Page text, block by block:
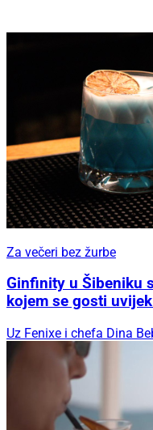
Za večeri bez žurbe
Ginfinity u Šibeniku
kojem se gosti
Uz Fenixe i chefa Dina